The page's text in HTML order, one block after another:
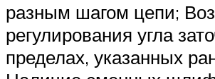
разным шагом цепи;
регулирования угла
пределах, указанных